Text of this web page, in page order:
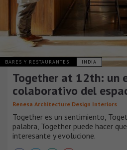
BARES Y RESTAURANTES INDIA
Together at 12th: un
colaborativo del
Renesa Architecture Design Interiors
Together es un sentimiento,
palabra, Together puede hacer
interesante y evolucione.